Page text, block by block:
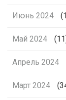
Июнь 2024
Май 2024
Апрель 2024
Март 2024